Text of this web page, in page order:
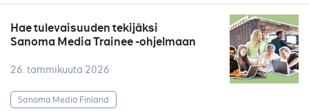
Hae tulevaisuuden tekijäksi
Sanoma Media Trainee -ohjelmaan
26. tammikuuta 2026
Sanoma Media Finland